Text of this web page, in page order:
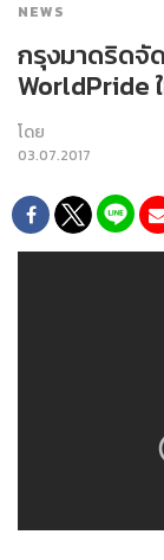
NEWS
กรุงมาดริดจั
WorldPride
โดย
03.07.2017